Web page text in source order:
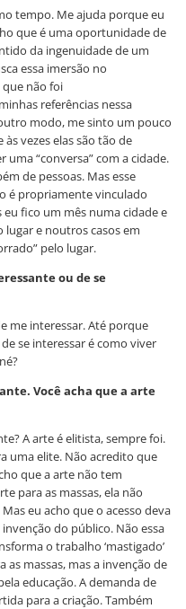
tempo. Me ajuda porque eu
que é uma oportunidade de
da ingenuidade de um
essa imersão no
não foi
referências nessa
modo, me sinto um pouco
vezes elas são tão de
uma “conversa” com a cidade.
de pessoas. Mas esse
é propriamente vinculado
fico um mês numa cidade e
e noutros casos em
pelo lugar.
ou de se
me interessar. Até porque
se interessar é como viver
Você acha que a arte
A arte é elitista, sempre foi.
uma elite. Não acredito que
que a arte não tem
para as massas, ela não
eu acho que o acesso deva
do público. Não essa
o trabalho ‘mastigado’
massas, mas a invenção de
educação. A demanda de
para a criação. Também